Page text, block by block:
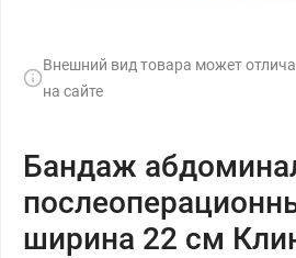
Внешний вид товара может
на сайте
Бандаж
ширина 22 см